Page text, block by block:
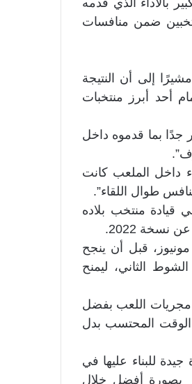
التي جمعت المنتخبين ضمن منافسات
إلى أن النتيجة
أحد أبرز منتخبات
جدًا بما قدموه داخل
داخل الملعب كانت
طوال اللقاء”.
قيادة منتخب بلاده
2022.
قبل أن ينجح
الثاني، ليمنح
مجريات اللعب بفضل
الوقت المحتسب بدل
جيدة للبناء عليها في
بصورة أفضل خلال